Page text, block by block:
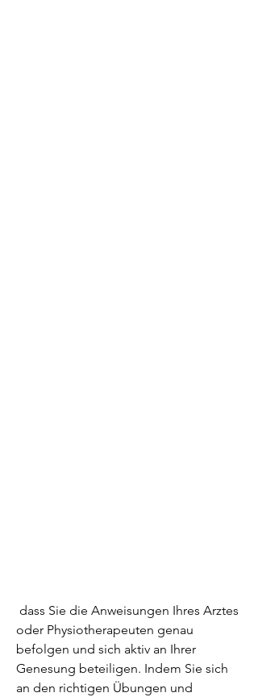
oder Physiotherapeuten genau
befolgen und sich aktiv an Ihrer
Genesung beteiligen. Indem Sie sich
an den richtigen Übungen und